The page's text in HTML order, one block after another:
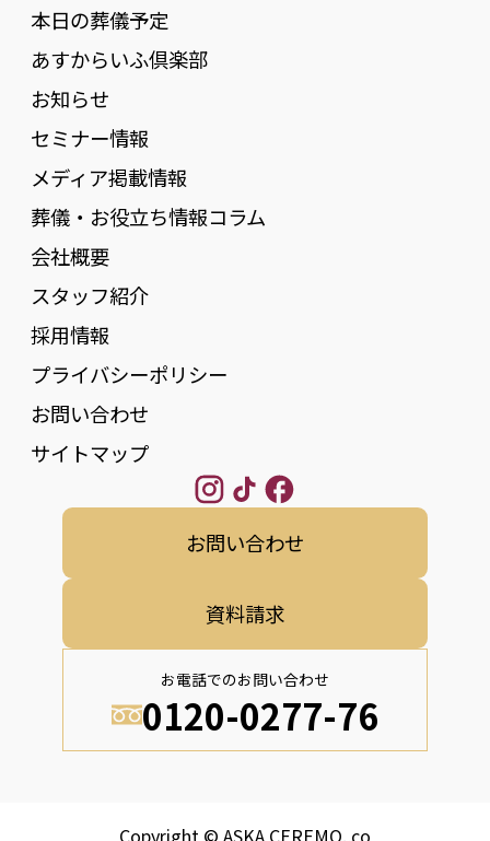
本日の葬儀予定
あすからいふ倶楽部
お知らせ
セミナー情報
メディア掲載情報
葬儀・お役立ち情報コラム
会社概要
スタッフ紹介
採用情報
プライバシーポリシー
お問い合わせ
サイトマップ
お問い合わせ
資料請求
お電話でのお問い合わせ
0120-0277-76
Copyright © ASKA CEREMO.,co